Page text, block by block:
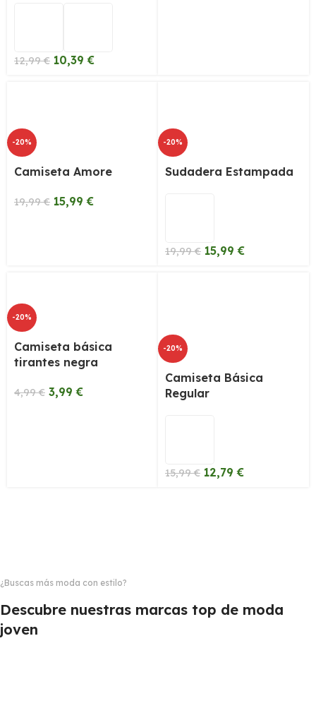
12,99€ 10,39€
-20%
Camiseta Amore
19,99€ 15,99€
-20%
Sudadera Estampada
19,99€ 15,99€
-20%
Camiseta básica
tirantes negra
4,99€ 3,99€
-20%
Camiseta Básica
Regular
15,99€ 12,79€
¿Buscas más moda con estilo?
Descubre nuestras marcas top de moda
joven